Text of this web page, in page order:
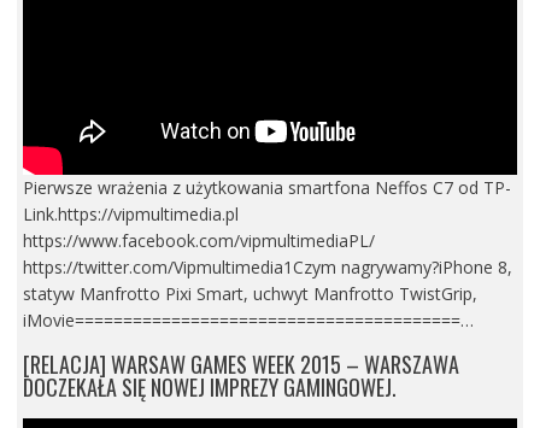
Pierwsze wrażenia z użytkowania smartfona Neffos C7 od TP-
Link.https://vipmultimedia.pl
https://www.facebook.com/vipmultimediaPL/
https://twitter.com/Vipmultimedia1Czym nagrywamy?iPhone 8,
statyw Manfrotto Pixi Smart, uchwyt Manfrotto TwistGrip,
iMovie========================================…
[RELACJA] WARSAW GAMES WEEK 2015 – WARSZAWA
DOCZEKAŁA SIĘ NOWEJ IMPREZY GAMINGOWEJ.